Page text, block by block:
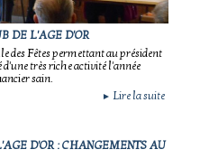
DE L'AGE D'OR
des Fêtes permettant au président
très riche activité l'année
sain.
► Lire la suite
D'OR : CHANGEMENTS AU